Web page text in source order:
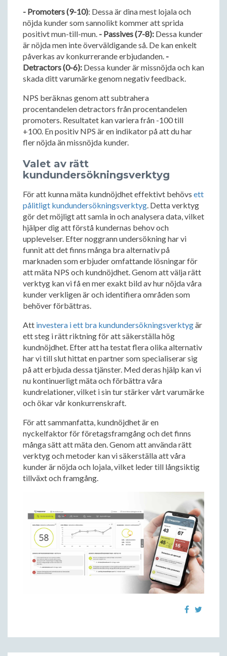
- Promoters (9-10): Dessa är dina mest lojala och
nöjda kunder som sannolikt kommer att sprida
positivt mun-till-mun. - Passives (7-8): Dessa kunder
är nöjda men inte överväldigande så. De kan enkelt
påverkas av konkurrerande erbjudanden. -
Detractors (0-6): Dessa kunder är missnöjda och kan
skada ditt varumärke genom negativ feedback.
NPS beräknas genom att subtrahera
procentandelen detractors från procentandelen
promoters. Resultatet kan variera från -100 till
+100. En positiv NPS är en indikator på att du har
fler nöjda än missnöjda kunder.
Valet av rätt
kundundersökningsverktyg
För att kunna mäta kundnöjdhet effektivt behövs ett
pålitligt kundundersökningsverktyg. Detta verktyg
gör det möjligt att samla in och analysera data, vilket
hjälper dig att förstå kundernas behov och
upplevelser. Efter noggrann undersökning har vi
funnit att det finns många bra alternativ på
marknaden som erbjuder omfattande lösningar för
att mäta NPS och kundnöjdhet. Genom att välja rätt
verktyg kan vi få en mer exakt bild av hur nöjda våra
kunder verkligen är och identifiera områden som
behöver förbättras.
Att investera i ett bra kundundersökningsverktygär
ett steg i rätt riktning för att säkerställa hög
kundnöjdhet. Efter att ha testat flera olika alternativ
har vi till slut hittat en partner som specialiserar sig
på att erbjuda dessa tjänster. Med deras hjälp kan vi
nu kontinuerligt mäta och förbättra våra
kundrelationer, vilket i sin tur stärker vårt varumärke
och ökar vår konkurrenskraft.
För att sammanfatta, kundnöjdhet är en
nyckelfaktor för företagsframgång och det finns
många sätt att mäta den. Genom att använda rätt
verktyg och metoder kan vi säkerställa att våra
kunder är nöjda och lojala, vilket leder till långsiktig
tillväxt och framgång.